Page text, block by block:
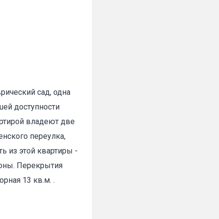
сад, одна
доступности
владеют две
переулка,
из этой квартиры -
Перекрытия
13 кв.м. .